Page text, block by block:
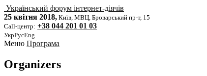
Український форум інтернет-діячів
25 квітня 2018, Київ, МВЦ, Броварський пр-т, 15
Call-центр: +38 044 201 01 03
УкрРусEng
Меню Програма
Organizers